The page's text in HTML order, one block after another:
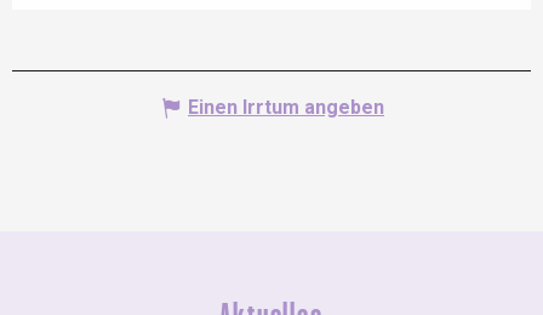
Einen Irrtum angeben